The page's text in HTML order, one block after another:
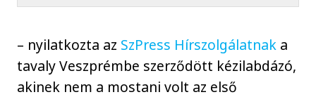
– nyilatkozta az SzPress Hírszolgálatnak a
tavaly Veszprémbe szerződött kézilabdázó,
akinek nem a mostani volt az első